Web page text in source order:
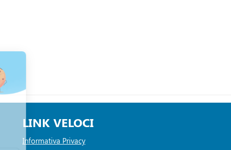
LINK VELOCI
Informativa Privacy